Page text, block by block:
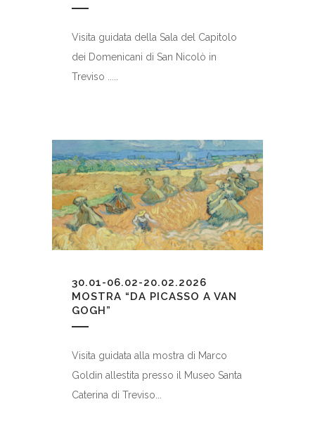
Visita guidata della Sala del Capitolo
dei Domenicani di San Nicolò in
Treviso .....
30.01-06.02-20.02.2026
MOSTRA “DA PICASSO A VAN
GOGH”
Visita guidata alla mostra di Marco
Goldin allestita presso il Museo Santa
Caterina di Treviso...